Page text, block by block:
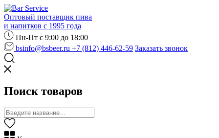
Оптовый поставщик пива
и напитков с 1995 года
Пн-Пт с 9:00 до 18:00
bsinfo@bsbeer.ru +7 (812) 446-62-59 Заказать звонок
Поиск товаров